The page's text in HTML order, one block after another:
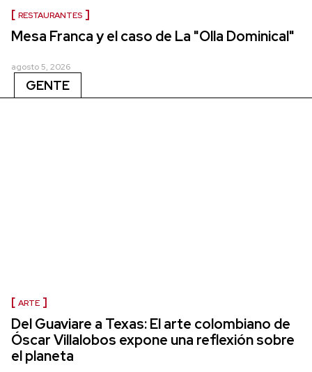
RESTAURANTES
Mesa Franca y el caso de La "Olla Dominical"
agosto 5, 2026
GENTE
ARTE
Del Guaviare a Texas: El arte colombiano de
Óscar Villalobos expone una reflexión sobre
el planeta